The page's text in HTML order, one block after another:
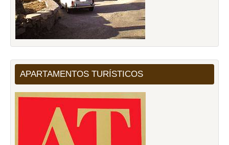
APARTAMENTOS TURÍSTICOS